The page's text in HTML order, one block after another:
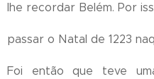
lhe recordar Belém. Por
passar o Natal de 1223
Foi então que teve